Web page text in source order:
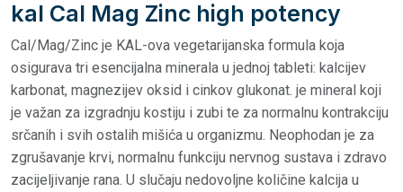
kal Cal Mag Zinc high potency
Cal/Mag/Zinc je KAL-ova vegetarijanska formula koja
osigurava tri esencijalna minerala u jednoj tableti: kalcijev
karbonat, magnezijev oksid i cinkov glukonat. je mineral koji
je važan za izgradnju kostiju i zubi te za normalnu kontrakciju
srčanih i svih ostalih mišića u organizmu. Neophodan je za
zgrušavanje krvi, normalnu funkciju nervnog sustava i zdravo
zacijeljivanje rana. U slučaju nedovoljne količine kalcija u